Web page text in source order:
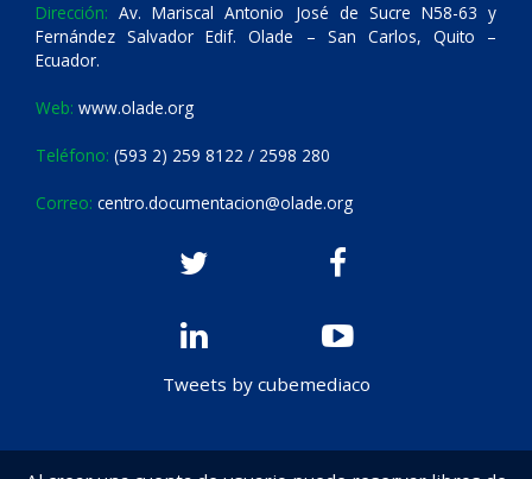
Dirección: Av. Mariscal Antonio José de Sucre N58-63 y
Fernández Salvador Edif. Olade – San Carlos, Quito –
Ecuador.
Web: www.olade.org
Teléfono: (593 2) 259 8122 / 2598 280
Correo: centro.documentacion@olade.org
Tweets by cubemediaco